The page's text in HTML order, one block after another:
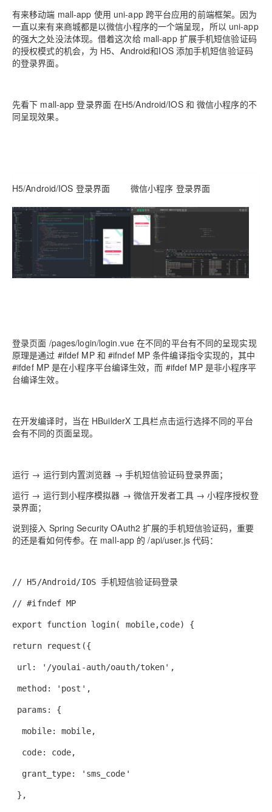
有来移动端 mall-app 使用 uni-app 跨平台应用的前端框架。因为
一直以来有来商城都是以微信小程序的一个端呈现，所以 uni-app
的强大之处没法体现。借着这次给 mall-app 扩展手机短信验证码
的授权模式的机会，为 H5、Android和IOS 添加手机短信验证码
的登录界面。
先看下 mall-app 登录界面 在H5/Android/IOS 和 微信小程序的不
同呈现效果。
H5/Android/IOS 登录界面 微信小程序 登录界面
登录页面 /pages/login/login.vue 在不同的平台有不同的呈现实现
原理是通过 #ifdef MP 和 #ifndef MP 条件编译指令实现的，其中
#ifdef MP 是在小程序平台编译生效，而 #ifdef MP 是非小程序平
台编译生效。
在开发编译时，当在 HBuilderX 工具栏点击运行选择不同的平台
会有不同的页面呈现。
运行 → 运行到内置浏览器 → 手机短信验证码登录界面；
运行 → 运行到小程序模拟器 → 微信开发者工具 → 小程序授权登
录界面；
说到接入 Spring Security OAuth2 扩展的手机短信验证码，重要
的还是看如何传参。在 mall-app 的 /api/user.js 代码：
// H5/Android/IOS 手机短信验证码登录
// #ifndef MP
export function login( mobile,code) {
return request({
url: '/youlai-auth/oauth/token',
method: 'post',
params: {
mobile: mobile,
code: code,
grant_type: 'sms_code'
},